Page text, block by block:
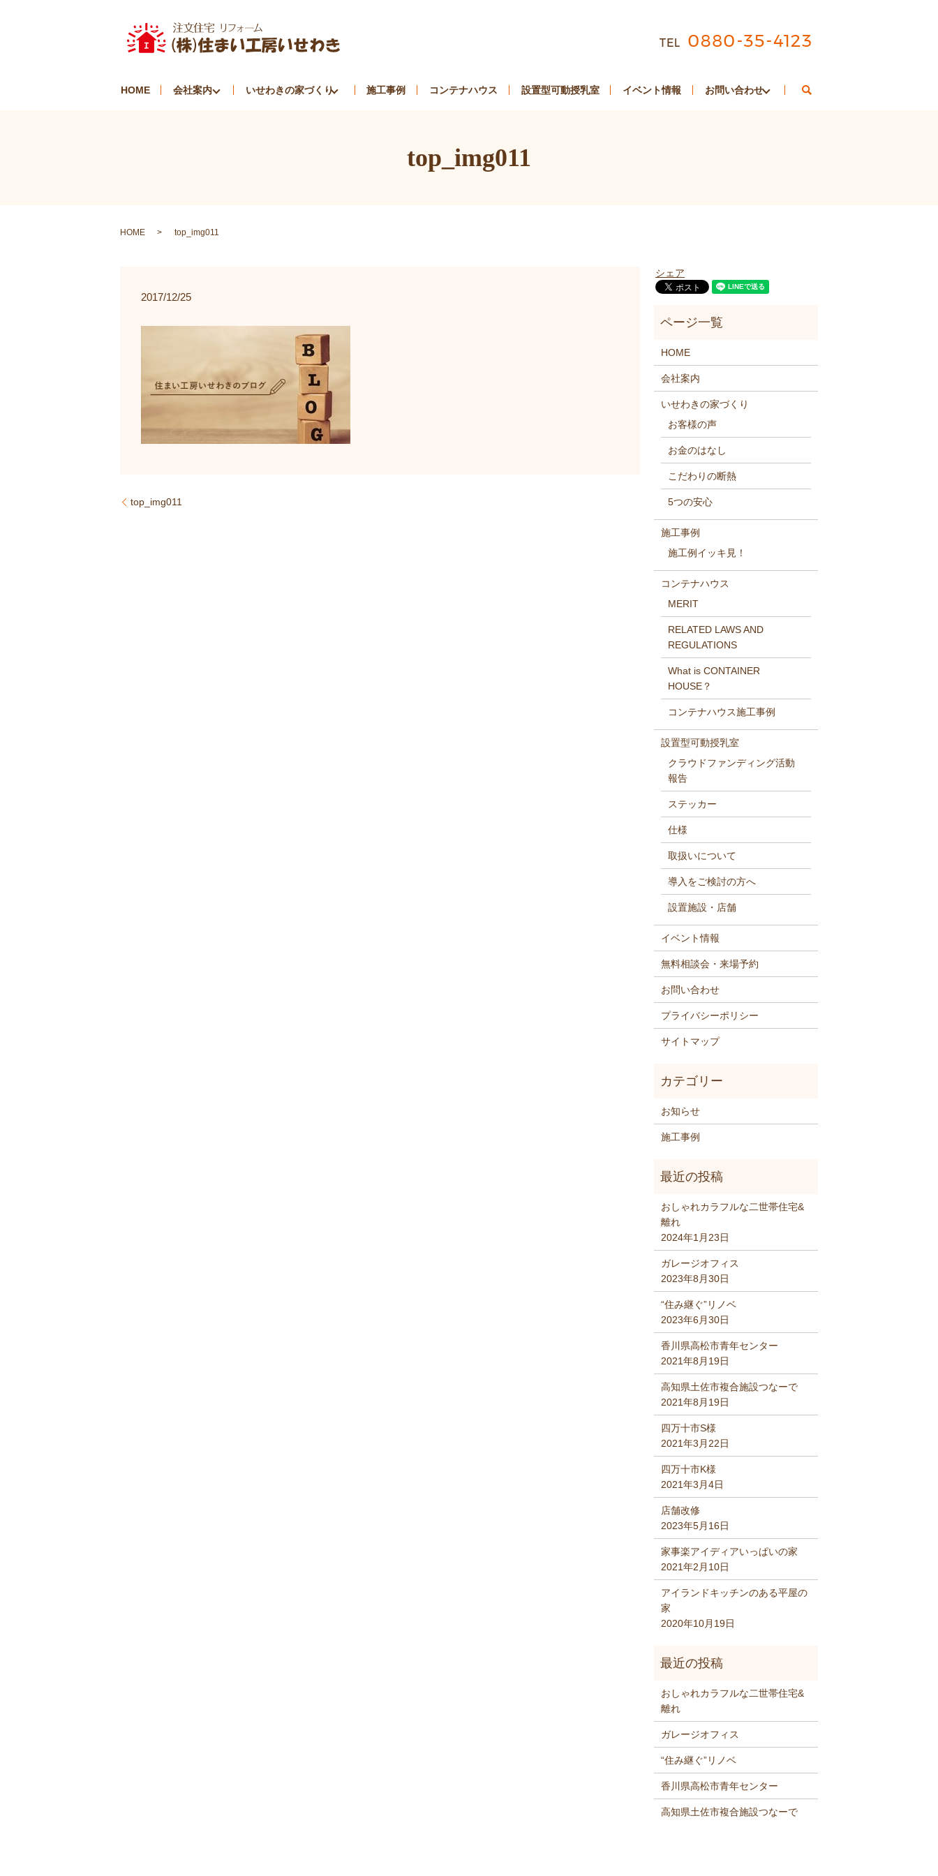
HOME 会社案内 いせわきの家づくり 施工事例 コンテナハウス 設置型可動授乳室 イベント情報 お問い合わせ
top_img011
HOME top_img011
2017/12/25
top_img011
シェア
HOME
会社案内
いせわきの家づくり
お客様の声
お金のはなし
こだわりの断熱
5つの安心
施工事例
施工例イッキ見！
コンテナハウス
MERIT
RELATED LAWS AND
REGULATIONS
What is CONTAINER
HOUSE？
コンテナハウス施工事例
設置型可動授乳室
クラウドファンディング活動
報告
ステッカー
仕様
取扱いについて
導入をご検討の方へ
設置施設・店舗
イベント情報
無料相談会・来場予約
お問い合わせ
プライバシーポリシー
サイトマップ
お知らせ
施工事例
おしゃれカラフルな二世帯住宅&
離れ
2024年1月23日
ガレージオフィス
2023年8月30日
“住み継ぐ”リノベ
2023年6月30日
香川県高松市青年センター
2021年8月19日
高知県土佐市複合施設つなーで
2021年8月19日
四万十市S様
2021年3月22日
四万十市K様
2021年3月4日
店舗改修
2023年5月16日
家事楽アイディアいっぱいの家
2021年2月10日
アイランドキッチンのある平屋の
家
2020年10月19日
おしゃれカラフルな二世帯住宅&
離れ
ガレージオフィス
“住み継ぐ”リノベ
香川県高松市青年センター
高知県土佐市複合施設つなーで